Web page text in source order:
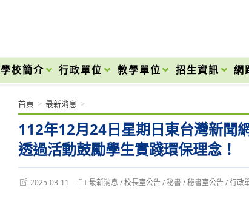
學校簡介 行政單位 教學單位 招生資訊 網
112年12月24日星期日東台灣新聞
透過活動鼓勵學生實踐環保理念！
首頁 > 最新消息 >
Post2025-03-11
Post最新消息 / 校長室公告 / 秘書 / 秘書室公告 / 行政